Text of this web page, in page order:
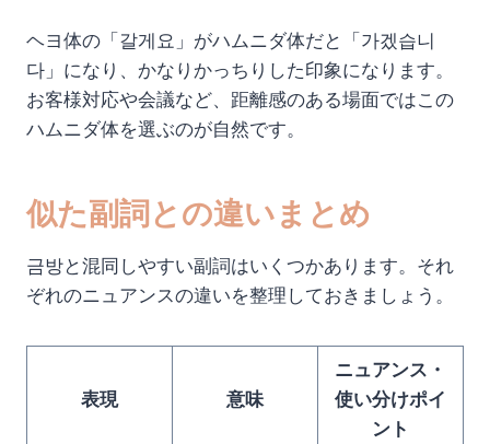
ヘヨ体の「갈게요」がハムニダ体だと「가겠습니
다」になり、かなりかっちりした印象になります。
お客様対応や会議など、距離感のある場面ではこの
ハムニダ体を選ぶのが自然です。
似た副詞との違いまとめ
금방と混同しやすい副詞はいくつかあります。それ
ぞれのニュアンスの違いを整理しておきましょう。
表現 意味
ニュアンス・
使い分けポイ
ント